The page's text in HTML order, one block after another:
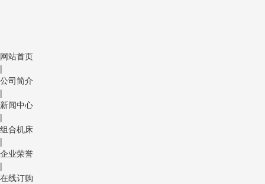
网站首页
|
公司简介
|
新闻中心
|
组合机床
|
企业荣誉
|
在线订购